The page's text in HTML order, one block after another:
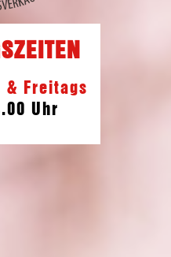
& Freitags
Uhr